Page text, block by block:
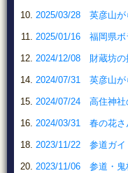
2025/03/28 英彦山が
2025/01/16 福岡県ボ
2024/12/08 財蔵坊の
2024/07/31 英彦山が
2024/07/24 高住神社
2024/03/31 春の花さ
2023/11/22 参道ガイ
2023/11/06 参道・鬼